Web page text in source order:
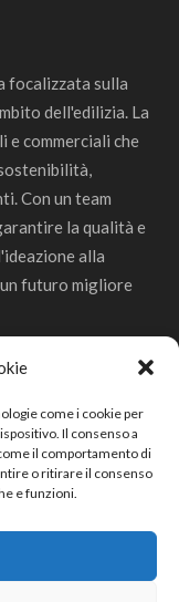
come i cookie per
Il consenso a
il comportamento di
o ritirare il consenso
e funzioni.
focalizzata sulla
dell'edilizia. La
e commerciali che
Con un team
la qualità e
alla
futuro migliore
Garda (BS)